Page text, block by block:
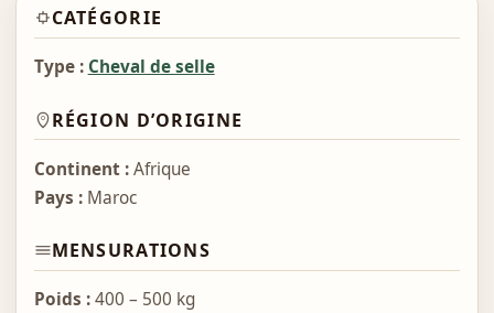
CATÉGORIE
Type : Cheval de selle
RÉGION D’ORIGINE
Continent :Afrique
Pays :Maroc
MENSURATIONS
Poids :400 – 500 kg